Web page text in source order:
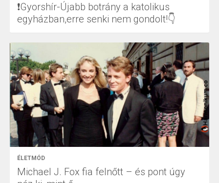
❗Gyorshír-Újabb botrány a katolikus
egyházban,erre senki nem gondolt!👇
ÉLETMÓD
Michael J. Fox fia felnőtt – és pont úgy